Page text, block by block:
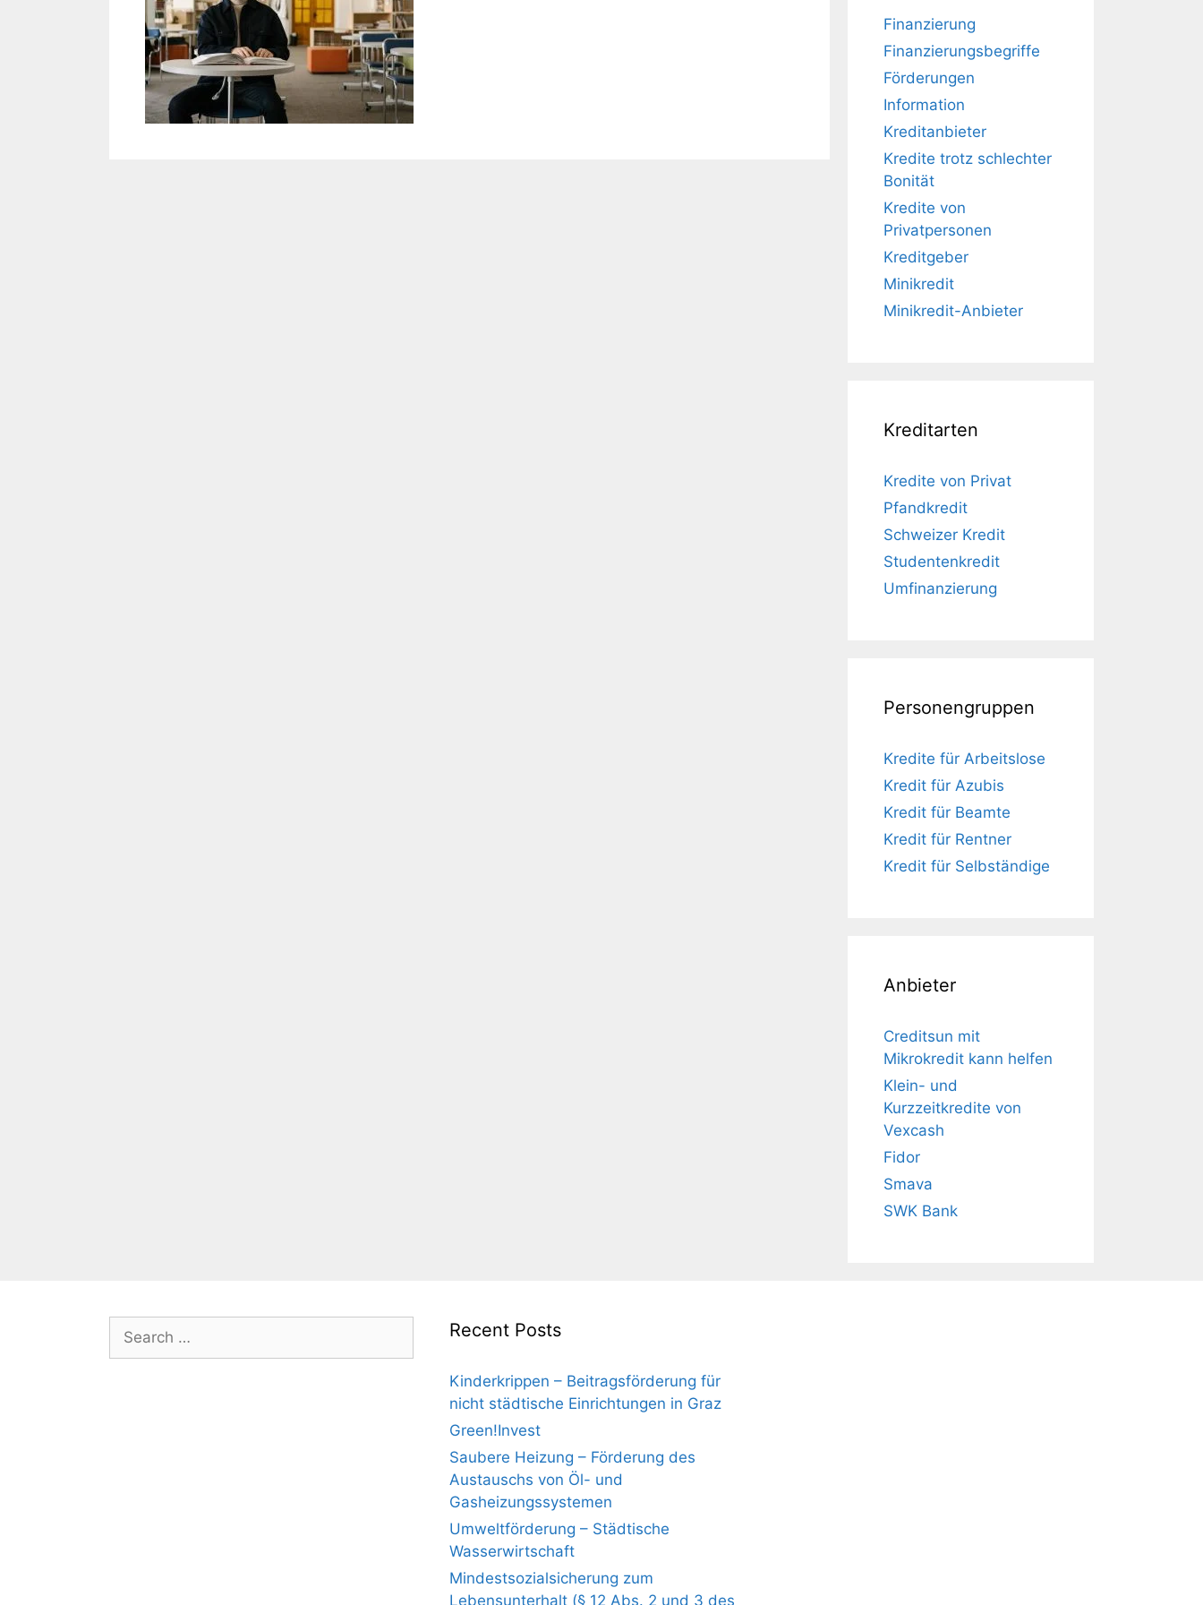
Finanzierung
Finanzierungsbegriffe
Förderungen
Information
Kreditanbieter
Kredite trotz schlechter
Bonität
Kredite von
Privatpersonen
Kreditgeber
Minikredit
Minikredit-Anbieter
Kreditarten
Kredite von Privat
Pfandkredit
Schweizer Kredit
Studentenkredit
Umfinanzierung
Personengruppen
Kredite für Arbeitslose
Kredit für Azubis
Kredit für Beamte
Kredit für Rentner
Kredit für Selbständige
Anbieter
Creditsun mit
Mikrokredit kann helfen
Klein- und
Kurzzeitkredite von
Vexcash
Fidor
Smava
SWK Bank
Search
for:
Recent Posts
Kinderkrippen – Beitragsförderung für
nicht städtische Einrichtungen in Graz
Green!Invest
Saubere Heizung – Förderung des
Austauschs von Öl- und
Gasheizungssystemen
Umweltförderung – Städtische
Wasserwirtschaft
Mindestsozialsicherung zum
Lebensunterhalt (§ 12 Abs. 2 und 3 des